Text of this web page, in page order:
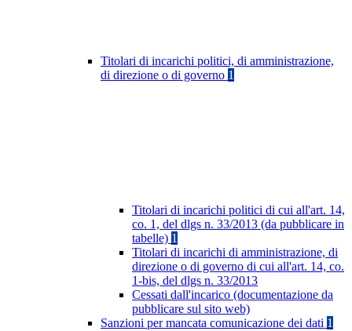
Titolari di incarichi politici, di amministrazione,
di direzione o di governo 1
Titolari di incarichi politici di cui all'art. 14,
co. 1, del dlgs n. 33/2013 (da pubblicare in
tabelle) 1
Titolari di incarichi di amministrazione, di
direzione o di governo di cui all'art. 14, co.
1-bis, del dlgs n. 33/2013
Cessati dall'incarico (documentazione da
pubblicare sul sito web)
Sanzioni per mancata comunicazione dei dati 1